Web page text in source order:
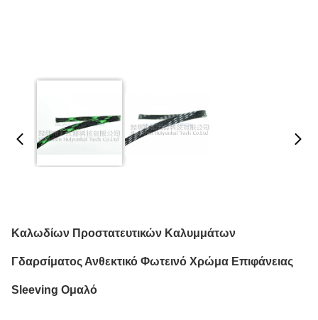
Καλωδίων Προστατευτικών Καλυμμάτων
Γδαρσίματος Ανθεκτικό Φωτεινό Χρώμα Επιφάνειας
Sleeving Ομαλό